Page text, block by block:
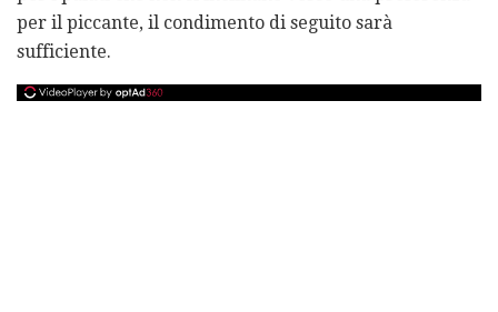
per il piccante, il condimento di seguito sarà
sufficiente.